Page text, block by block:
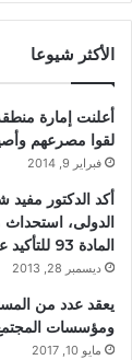
الأكثر شيوعا
لقوا مصرعهم وأصيب 130 آخرون
فبراير 9, 2014
أكد الدكتور
الدولى،
المادة 93 للتأكيد على احترام مصر
ديسمبر 28, 2013
يعقد عدد من
ومؤسسات
مايو 10, 2017